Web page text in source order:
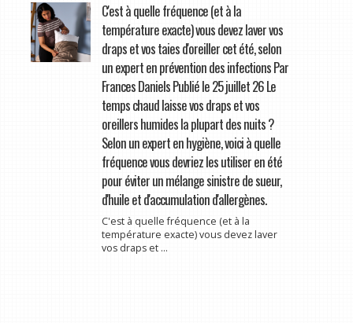
C'est à quelle fréquence (et à la
température exacte) vous devez laver vos
draps et vos taies d'oreiller cet été, selon
un expert en prévention des infections Par
Frances Daniels Publié le 25 juillet 26 Le
temps chaud laisse vos draps et vos
oreillers humides la plupart des nuits ?
Selon un expert en hygiène, voici à quelle
fréquence vous devriez les utiliser en été
pour éviter un mélange sinistre de sueur,
d'huile et d'accumulation d'allergènes.
C'est à quelle fréquence (et à la
température exacte) vous devez laver
vos draps et ...